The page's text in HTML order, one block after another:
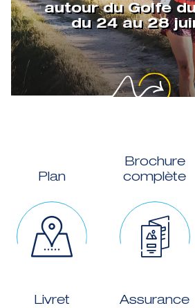
autour du Golfe
du 24 au 28
Plan
Brochure
complète
Livret
Assurance